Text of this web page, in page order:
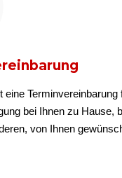
eine Terminvereinbarung
bei Ihnen zu Hause,
von Ihnen